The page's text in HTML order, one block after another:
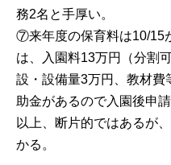
務2名と手厚い。
⑦来年度の保育料は10/15
は、入園料13万円（分割
設・設備量3万円、教材費
助金があるので入園後申請
以上、断片的ではあるが
かる。